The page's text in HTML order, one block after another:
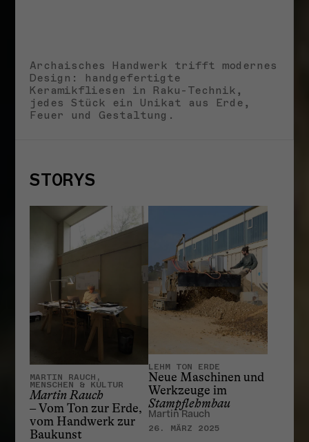
Archaisches Handwerk trifft modernes
Design: handgefertigte
Keramikfliesen in Raku-Technik,
jedes Stück ein Unikat aus Erde,
Feuer und Gestaltung.
STORYS
MARTIN RAUCH,
MENSCHEN & KULTUR
Martin Rauch
– Vom Ton zur Erde,
vom Handwerk zur
Baukunst
LEHM TON ERDE
Neue Maschinen und
Werkzeuge im
Stampflehmbau
Martin Rauch
26. MÄRZ 2025